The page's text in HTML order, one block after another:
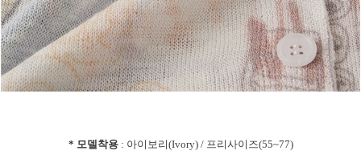
* 모델착용: 아이보리(Ivory) / 프리사이즈(55~77)